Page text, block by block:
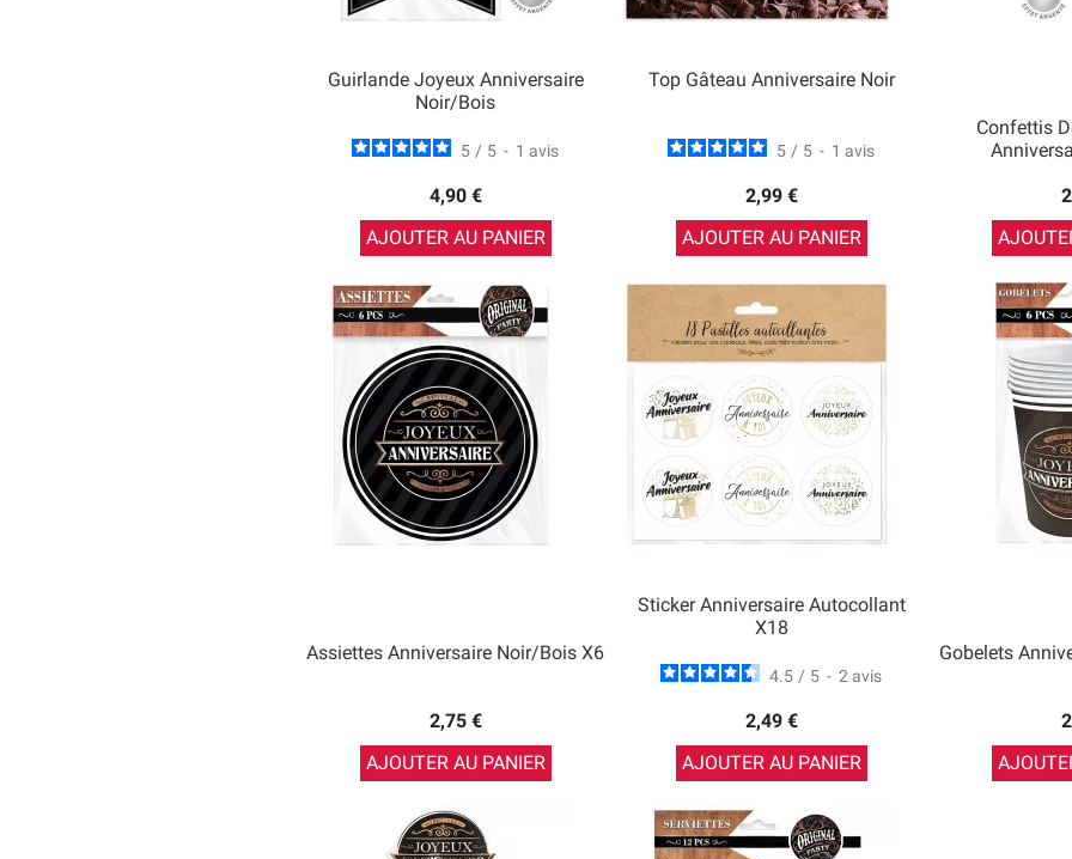
Guirlande Joyeux Anniversaire
Noir/Bois
5 / 5 - 1 avis
4,90 €
AJOUTER AU PANIER
Top Gâteau Anniversaire Noir
5 / 5 - 1 avis
2,99 €
AJOUTER AU PANIER
Confettis
Assiettes Anniversaire Noir/Bois X6
2,75 €
AJOUTER AU PANIER
Sticker Anniversaire Autocollant
X18
4.5 / 5 - 2 avis
2,49 €
AJOUTER AU PANIER
Gobelets